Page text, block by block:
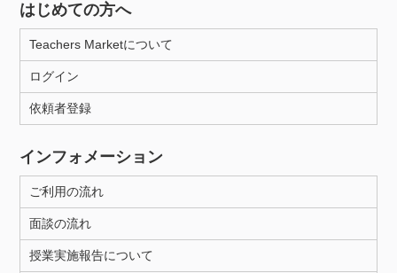
はじめての方へ
Teachers Marketについて
ログイン
依頼者登録
インフォメーション
ご利用の流れ
面談の流れ
授業実施報告について